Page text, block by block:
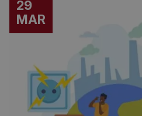
29
MAR